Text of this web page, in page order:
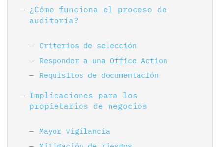
¿Cómo funciona el proceso de
auditoría?
Criterios de selección
Responder a una Office Action
Requisitos de documentación
Implicaciones para los
propietarios de negocios
Mayor vigilancia